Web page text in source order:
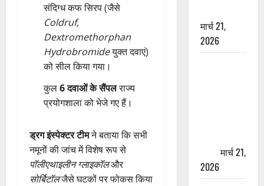
संदिग्ध कफ सिरप (जैसे
Coldruf,
Dextromethorphan
Hydrobromideयुक्त दवाएं)
को सील किया गया।
कुल6 दवाओं के सैंपलराज्य
प्रयोगशाला को भेजे गए हैं।
ड्रग इंस्पेक्टर टीमने बताया कि सभी
नमूनों की जांच में विशेष रूप से
पॉलीएथाइलीन ग्लाइकॉलऔर
सोर्बिटॉलजैसे घटकों पर फोकस किया
मार्च 21,
2026
मार्च 21,
2026